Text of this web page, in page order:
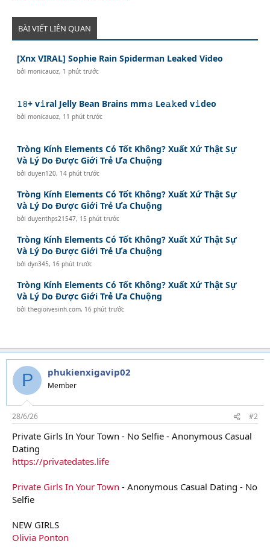
BÀI VIẾT LIÊN QUAN
[Xnx VIRAL] Sophie Rain Spiderman Leaked Video
bởimonicauoz, 1 phút trước
𝟷𝟾+ v𝚒ral Jelly Bean Brains mm𝚜 Le𝚊𝚔ed v𝚒deo
bởimonicauoz, 11 phút trước
Tròng Kính Elements Có Tốt Không? Xuất Xứ Thật Sự
Và Lý Do Được Giới Trẻ Ưa Chuộng
bởiduyen120, 14 phút trước
Tròng Kính Elements Có Tốt Không? Xuất Xứ Thật Sự
Và Lý Do Được Giới Trẻ Ưa Chuộng
bởiduyenthps21547, 15 phút trước
Tròng Kính Elements Có Tốt Không? Xuất Xứ Thật Sự
Và Lý Do Được Giới Trẻ Ưa Chuộng
bởidyn345, 16 phút trước
Tròng Kính Elements Có Tốt Không? Xuất Xứ Thật Sự
Và Lý Do Được Giới Trẻ Ưa Chuộng
bởithegioivesinh.com, 16 phút trước
P phukienxigavip02
Member
28/6/26 #2
Private Girls In Your Town - No Selfie - Anonymous Casual
Dating
https://privatedates.life
Private Girls In Your Town - Anonymous Casual Dating - No
Selfie
NEW GIRLS
Olivia Ponton